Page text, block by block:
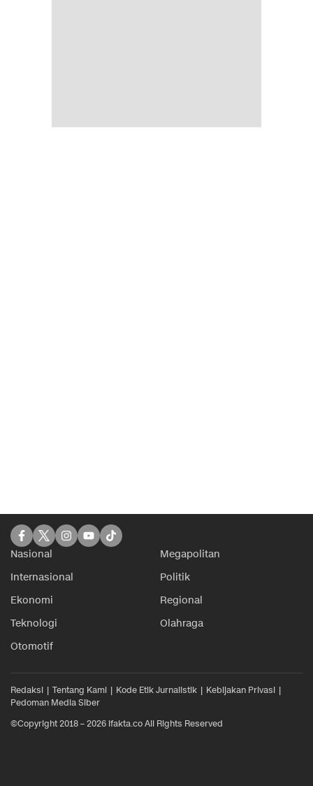
Nasional
Megapolitan
Internasional
Politik
Ekonomi
Regional
Teknologi
Olahraga
Otomotif
Redaksi Tentang Kami Kode Etik Jurnalistik
Kebijakan Privasi
Pedoman Media Siber
©Copyright 2018 – 2026 ifakta.co All Rights Reserved